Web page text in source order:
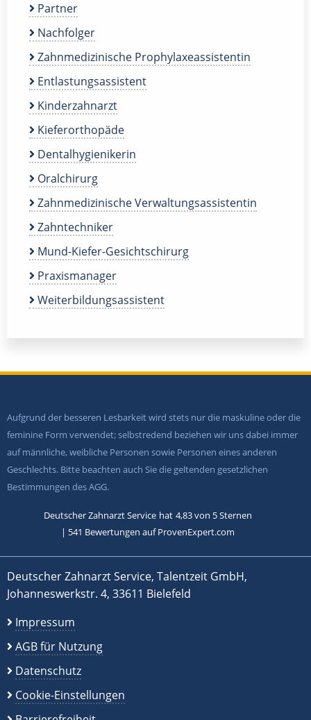
Partner
Nachfolger
Zahnmedizinische Prophylaxeassistentin
Entlastungsassistent
Kinderzahnarzt
Kieferorthopäde
Dentalhygienikerin
Oralchirurg
Zahnmedizinische Verwaltungsassistentin
Zahntechniker
Mund-Kiefer-Gesichtschirurg
Praxismanager
Weiterbildungsassistent
Aufgrund der besseren Lesbarkeit wird stets nur die maskuline oder die
feminine Form verwendet; selbstredend beziehen wir uns dabei immer
auf männliche, weibliche Personen sowie Personen eines anderen
Geschlechts. Bitte beachten auch Sie die geltenden gesetzlichen
Bestimmungen des AGG.
Deutscher Zahnarzt Service hat 4,83von 5Sternen
| 541 Bewertungen auf ProvenExpert.com
Deutscher Zahnarzt Service, Talentzeit GmbH,
Johanneswerkstr. 4, 33611 Bielefeld
Impressum
AGB für Nutzung
Datenschutz
Cookie-Einstellungen